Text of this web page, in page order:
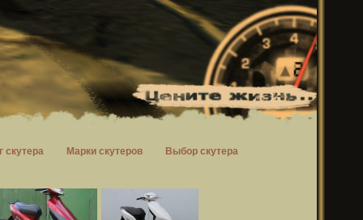
скутера Марки скутеров Выбор скутера